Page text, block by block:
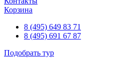
Корзина
8 (495) 649 83 71
8 (495) 691 67 87
Подобрать тур